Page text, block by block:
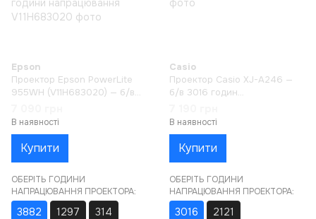
Epson
Проектор Epson PowerLite
955WH (V11H683020) — б/в
В наявності
Купити
ОБЕРІТЬ ГОДИНИ
НАПРАЦЮВАННЯ ПРОЕКТОРА:
3882 1297 314
Casio
Проектор Casio XJ-A246 —
б/в 3016 годин
В наявності
Купити
ОБЕРІТЬ ГОДИНИ
НАПРАЦЮВАННЯ ПРОЕКТОРА:
3016 2121